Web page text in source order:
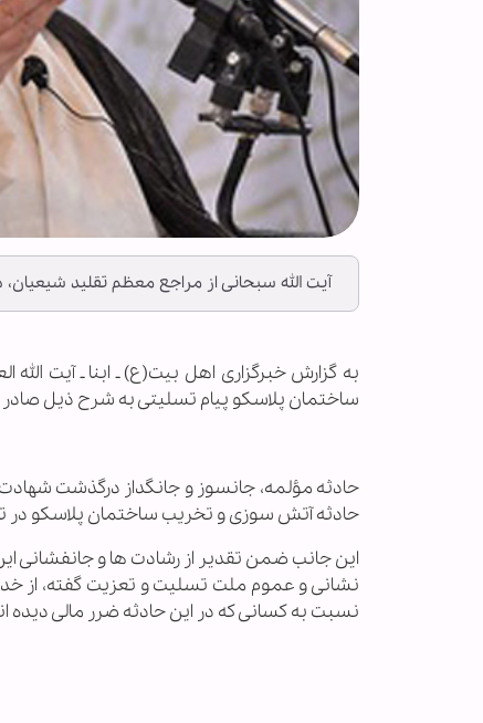
آیت الله سبحانی از مراجع معظم تقلید
به گزارش خبرگزاری اهل بیت(ع) ـ ابنا ـ آیت
ساختمان پلاسکو پیام تسلیتی به شرح ذیل صادر
حادثه مؤلمه، جانسوز و جانگداز درگذشت شهادت
حادثه آتش سوزی و تخریب ساختمان پلاسکو در
این جانب ضمن تقدیر از رشادت ها و جانفشانی
نشانی و عموم ملت تسلیت و تعزیت گفته، از
نسبت به کسانی که در این حادثه ضرر مالی دیده